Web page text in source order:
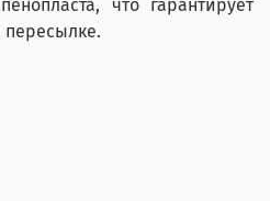
что гарантирует
пересылке.